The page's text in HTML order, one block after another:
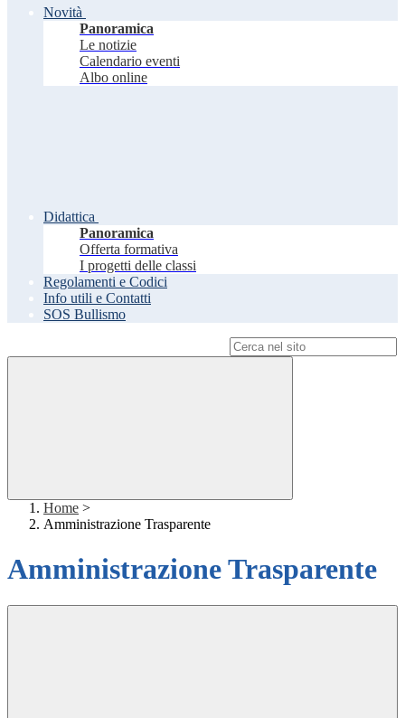
Novità
Panoramica
Le notizie
Calendario eventi
Albo online
Didattica
Panoramica
Offerta formativa
I progetti delle classi
Regolamenti e Codici
Info utili e Contatti
SOS Bullismo
Home >
Amministrazione Trasparente
Amministrazione Trasparente